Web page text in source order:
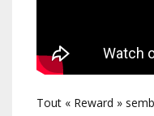
Tout « Reward »